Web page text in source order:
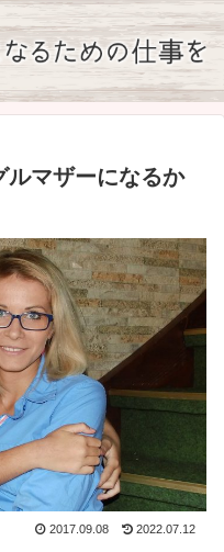
ルマザーになるか
2017.09.08 2022.07.12